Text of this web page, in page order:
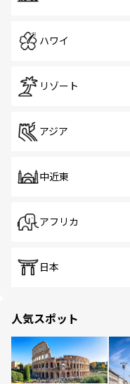
ハワイ
リゾート
アジア
中近東
アフリカ
日本
人気スポット